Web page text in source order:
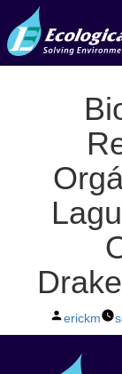
Posted
by
erickm